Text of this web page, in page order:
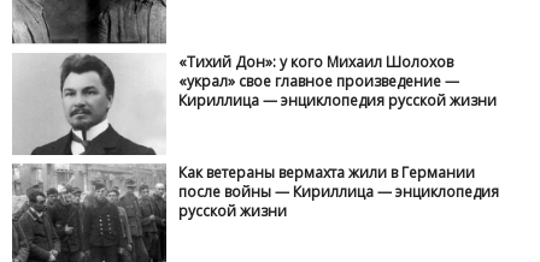
«Тихий Дон»: у кого Михаил Шолохов
«украл» свое главное произведение —
Кириллица — энциклопедия русской жизни
Как ветераны вермахта жили в Германии
после войны — Кириллица — энциклопедия
русской жизни